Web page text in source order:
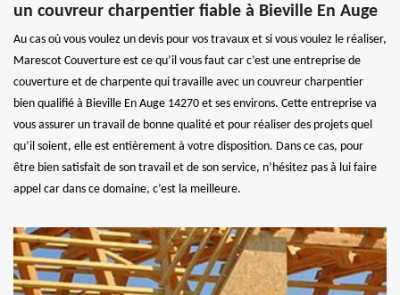
un couvreur charpentier fiable à Bieville En Auge
Au cas où vous voulez un devis pour vos travaux et si vous voulez le réaliser,
Marescot Couverture est ce qu’il vous faut car c’est une entreprise de
couverture et de charpente qui travaille avec un couvreur charpentier
bien qualifié à Bieville En Auge 14270 et ses environs. Cette entreprise va
vous assurer un travail de bonne qualité et pour réaliser des projets quel
qu’il soient, elle est entièrement à votre disposition. Dans ce cas, pour
être bien satisfait de son travail et de son service, n’hésitez pas à lui faire
appel car dans ce domaine, c’est la meilleure.